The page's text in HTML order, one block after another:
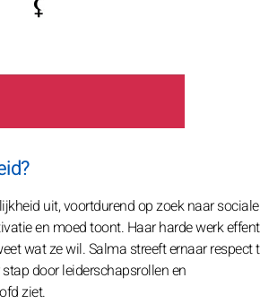
uit, voortdurend op zoek naar sociale
en moed toont. Haar harde werk
wat ze wil. Salma streeft ernaar respect
door leiderschapsrollen en
ziet.